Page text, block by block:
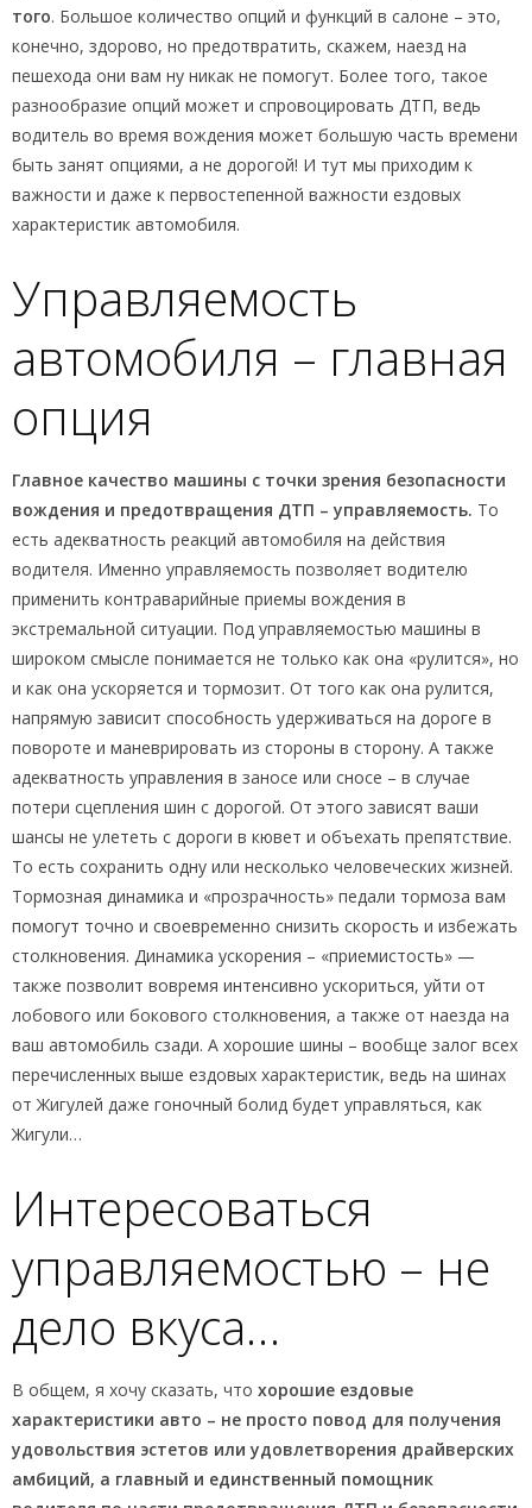
того. Большое количество опций и функций в салоне – это,
конечно, здорово, но предотвратить, скажем, наезд на
пешехода они вам ну никак не помогут. Более того, такое
разнообразие опций может и спровоцировать ДТП, ведь
водитель во время вождения может большую часть времени
быть занят опциями, а не дорогой! И тут мы приходим к
важности и даже к первостепенной важности ездовых
характеристик автомобиля.
Управляемость
автомобиля – главная
опция
Главное качество машины с точки зрения безопасности
вождения и предотвращения ДТП – управляемость. То
есть адекватность реакций автомобиля на действия
водителя. Именно управляемость позволяет водителю
применить контраварийные приемы вождения в
экстремальной ситуации. Под управляемостью машины в
широком смысле понимается не только как она «рулится», но
и как она ускоряется и тормозит. От того как она рулится,
напрямую зависит способность удерживаться на дороге в
повороте и маневрировать из стороны в сторону. А также
адекватность управления в заносе или сносе – в случае
потери сцепления шин с дорогой. От этого зависят ваши
шансы не улететь с дороги в кювет и объехать препятствие.
То есть сохранить одну или несколько человеческих жизней.
Тормозная динамика и «прозрачность» педали тормоза вам
помогут точно и своевременно снизить скорость и избежать
столкновения. Динамика ускорения – «приемистость» —
также позволит вовремя интенсивно ускориться, уйти от
лобового или бокового столкновения, а также от наезда на
ваш автомобиль сзади. А хорошие шины – вообще залог всех
перечисленных выше ездовых характеристик, ведь на шинах
от Жигулей даже гоночный болид будет управляться, как
Жигули…
Интересоваться
управляемостью – не
дело вкуса…
В общем, я хочу сказать, что хорошие ездовые
характеристики авто – не просто повод для получения
удовольствия эстетов или удовлетворения драйверских
амбиций, а главный и единственный помощник